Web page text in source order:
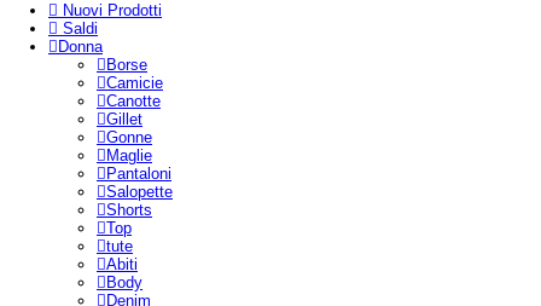
Nuovi Prodotti
Saldi
Donna
Borse
Camicie
Canotte
Gillet
Gonne
Maglie
Pantaloni
Salopette
Shorts
Top
tute
Abiti
Body
Denim